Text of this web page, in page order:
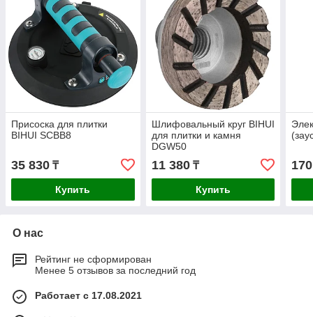
Присоска для плитки
BIHUI SCBB8
35 830 ₸
Купить
Шлифовальный круг BIHUI
для плитки и камня
DGW50
11 380₸
Купить
О нас
Рейтинг не сформирован
Менее 5 отзывов за последний год
Работает с 17.08.2021